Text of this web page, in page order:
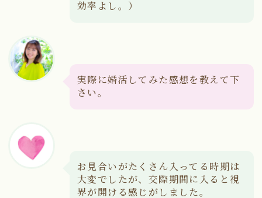
効率よし。）
実際に婚活してみた感想を教えて下
さい。
お見合いがたくさん入ってる時期は
大変でしたが、交際期間に入ると視
界が開ける感じがしました。